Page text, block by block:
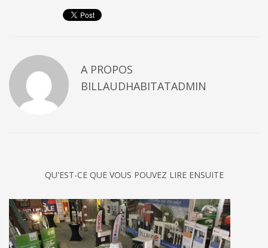
A PROPOS
BILLAUDHABITATADMIN
QU'EST-CE QUE VOUS POUVEZ LIRE ENSUITE